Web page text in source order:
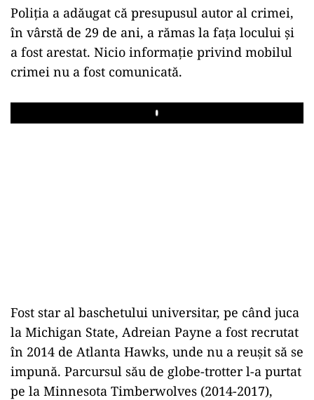
Poliţia a adăugat că presupusul autor al crimei,
în vârstă de 29 de ani, a rămas la faţa locului şi
a fost arestat. Nicio informaţie privind mobilul
crimei nu a fost comunicată.
Play
Fost star al baschetului universitar, pe când juca
la Michigan State, Adreian Payne a fost recrutat
în 2014 de Atlanta Hawks, unde nu a reuşit să se
impună. Parcursul său de globe-trotter l-a purtat
pe la Minnesota Timberwolves (2014-2017),